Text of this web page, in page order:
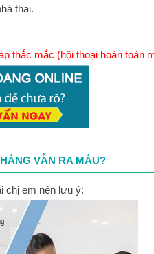
thai.
thắc mắc (hội thoại hoàn toàn
VẪN RA MÁU?
chị em nên lưu ý: